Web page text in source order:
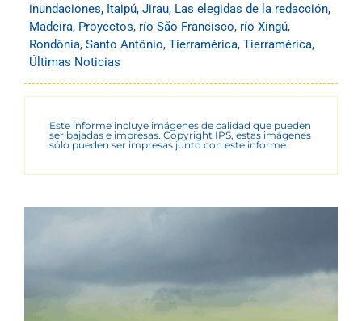
inundaciones, Itaipú, Jirau, Las elegidas de la redacción,
Madeira, Proyectos, río São Francisco, río Xingú,
Rondônia, Santo Antônio, Tierramérica, Tierramérica,
Últimas Noticias
Este informe incluye imágenes de calidad que pueden
ser bajadas e impresas. Copyright IPS, estas imágenes
sólo pueden ser impresas junto con este informe